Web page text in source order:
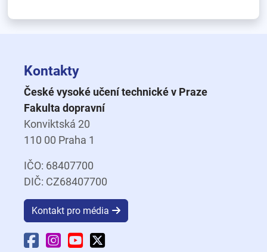
Kontakty
České vysoké učení technické v Praze
Fakulta dopravní
Konviktská 20
110 00 Praha 1
IČO: 68407700
DIČ: CZ68407700
Kontakt pro média
Facebook Fakulty dopravní
Instagram Fakulty dopravní
YouTube Fakulty dopravní